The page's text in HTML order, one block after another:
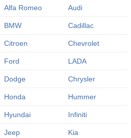
Alfa Romeo Audi
BMW Cadillac
Citroen Chevrolet
Ford LADA
Dodge Chrysler
Honda Hummer
Hyundai Infiniti
Jeep Kia